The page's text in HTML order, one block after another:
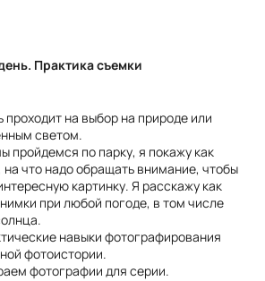
Практика съемки
проходит на выбор на природе или
светом.
пройдемся по парку, я покажу как
что надо обращать внимание, чтобы
картинку. Я расскажу как
при любой погоде, в том числе
навыки фотографирования
фотоистории.
фотографии для серии.